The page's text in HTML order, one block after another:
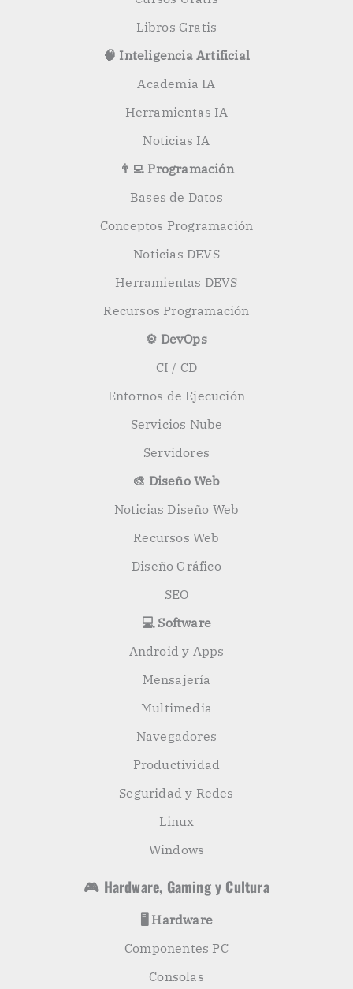
Libros Gratis
🧠 Inteligencia Artificial
Academia IA
Herramientas IA
Noticias IA
👨‍💻 Programación
Bases de Datos
Conceptos Programación
Noticias DEVS
Herramientas DEVS
Recursos Programación
⚙️ DevOps
CI / CD
Entornos de Ejecución
Servicios Nube
Servidores
🎨 Diseño Web
Noticias Diseño Web
Recursos Web
Diseño Gráfico
SEO
💻 Software
Android y Apps
Mensajería
Multimedia
Navegadores
Productividad
Seguridad y Redes
Linux
Windows
🎮 Hardware, Gaming y Cultura
🖥️ Hardware
Componentes PC
Consolas